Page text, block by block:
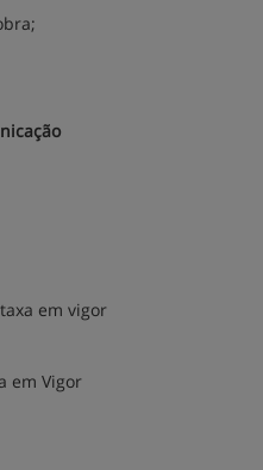
em vigor
em Vigor